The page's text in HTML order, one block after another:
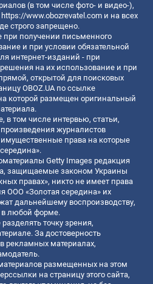
(в том числе фото- и видео-),
https://www.obozrevatel.com и на всех
строго запрещено.
при получении письменного
и при условии обязательной
интернет-изданий - при
на их использование и при
открытой для поисковых
OBOZ.UA по ссылке
которой размещен оригинальный
в том числе интервью, статьи,
журналистов
права на которые
Getty Images редакция
защищаемые законом Украины
правах», никто не имеет права
ООО «Золотая середина» их
дальнейшему воспроизводству,
в любой форме.
точку зрения,
За достоверность
рекламных материалах,
размещенных на этом
на страницу этого сайта,